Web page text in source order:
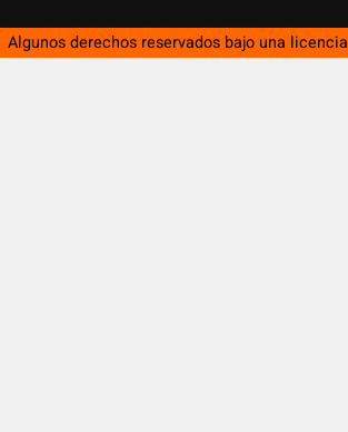
Algunos derechos reservados bajo una licencia